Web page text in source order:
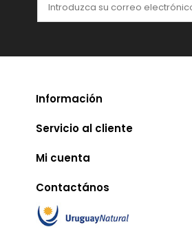
Información
Servicio al cliente
Mi cuenta
Contactános